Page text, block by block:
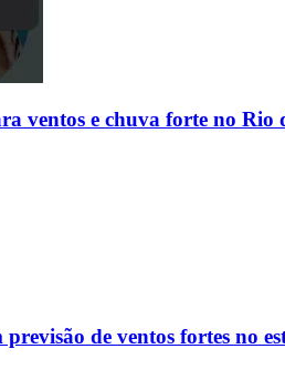
ventos e chuva forte no Rio
de ventos fortes no